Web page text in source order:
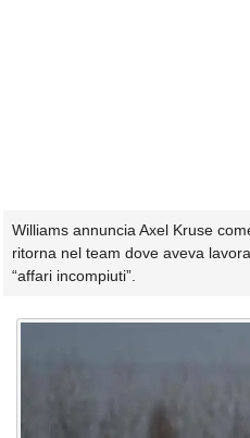
Williams annuncia Axel Kruse
ritorna nel team dove aveva
“affari incompiuti”.